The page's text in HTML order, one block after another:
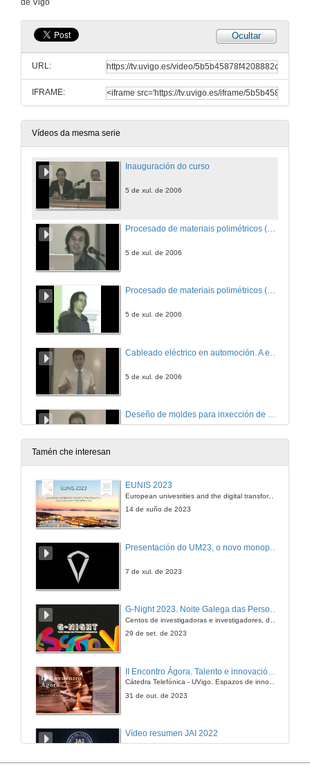
de Vigo
Ocultar
URL:
IFRAME:
Vídeos da mesma serie
Inauguración do curso
5 de xul. de 2006
5 de xul. de 2006
Procesado de materiais polimétricos (Parte II)
5 de xul. de 2006
5 de xul. de 2006
Deseño de moldes para inxección de plásticos (Parte I)
5 de xul. de 2006
5 de xul. de 2006
5 de xul. de 2006
5 de xul. de 2006
Tamén che interesan
EUNIS 2023
European univesrities and the digital transformation: challenges and opportunities ahead
14 de xuño de 2023
7 de xul. de 2023
G-Night 2023. Noite Galega das Persoas Investigadoras. Conciencias creativas
29 de set. de 2023
Cátedra Telefónica - UVigo. Espazos de innovación
31 de out. de 2023
Vídeo resumen JAI 2022